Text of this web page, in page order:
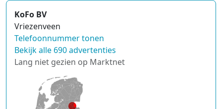
KoFo BV
Vriezenveen
Telefoonnummer tonen
Bekijk alle 690 advertenties
Lang niet gezien op Marktnet